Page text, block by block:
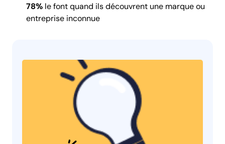
78% le font quand ils découvrent une marque ou
entreprise inconnue